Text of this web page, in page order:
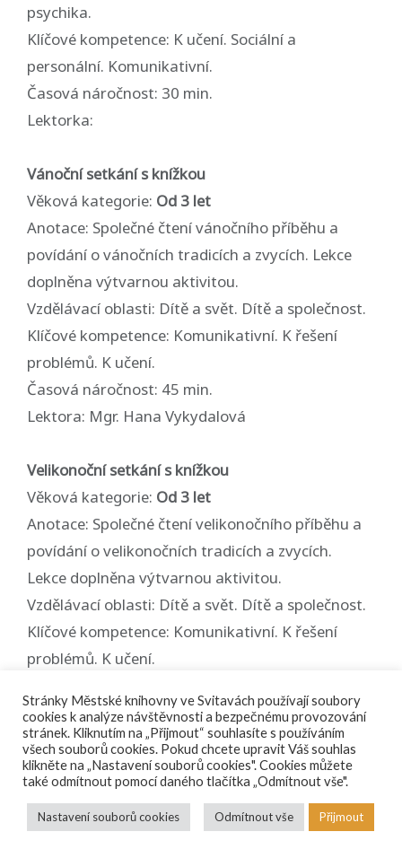
psychika.
Klíčové kompetence: K učení. Sociální a
personální. Komunikativní.
Časová náročnost: 30 min.
Lektorka:
Vánoční setkání s knížkou
Věková kategorie: Od 3 let
Anotace: Společné čtení vánočního příběhu a
povídání o vánočních tradicích a zvycích. Lekce
doplněna výtvarnou aktivitou.
Vzdělávací oblasti: Dítě a svět. Dítě a společnost.
Klíčové kompetence: Komunikativní. K řešení
problémů. K učení.
Časová náročnost: 45 min.
Lektora: Mgr. Hana Vykydalová
Velikonoční setkání s knížkou
Věková kategorie: Od 3 let
Anotace: Společné čtení velikonočního příběhu a
povídání o velikonočních tradicích a zvycích.
Lekce doplněna výtvarnou aktivitou.
Vzdělávací oblasti: Dítě a svět. Dítě a společnost.
Klíčové kompetence: Komunikativní. K řešení
problémů. K učení.
Lektora: Mgr. Hana Vykydalová
Medvídek Pú slaví Halloween
Věková kategorie: Od 3 let
Anotace: Medvídek Pú a jeho kamarádi ze
Stránky Městské knihovny ve Svitavách používají soubory
cookies k analýze návštěvnosti a bezpečnému provozování
stránek. Kliknutím na „Přijmout“ souhlasíte s používáním
všech souborů cookies. Pokud chcete upravit Váš souhlas
klikněte na „Nastavení souborů cookies". Cookies můžete
také odmítnout pomocí daného tlačítka „Odmítnout vše".
Nastavení souborů cookies Odmítnout vše Přijmout